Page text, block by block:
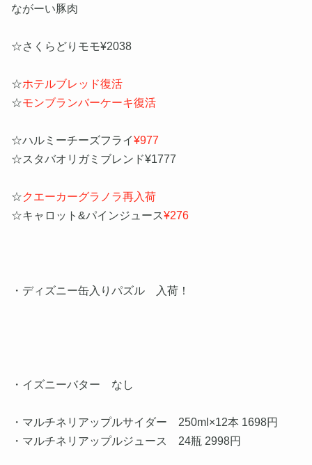
ながーい豚肉
☆さくらどりモモ¥2038
☆ホテルブレッド復活
☆モンブランバーケーキ復活
☆ハルミーチーズフライ¥977
☆スタバオリガミブレンド¥1777
☆クエーカーグラノラ再入荷
☆キャロット&パインジュース¥276
・ディズニー缶入りパズル 入荷！
・イズニーバター なし
・マルチネリアップルサイダー 250ml×12本 1698円
・マルチネリアップルジュース 24瓶 2998円